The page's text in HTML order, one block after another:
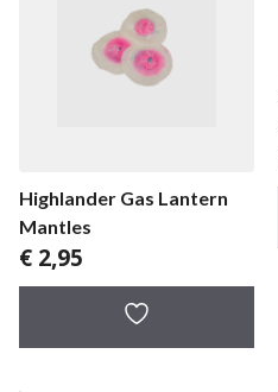
Highlander Gas Lantern
Mantles
€ 2,95